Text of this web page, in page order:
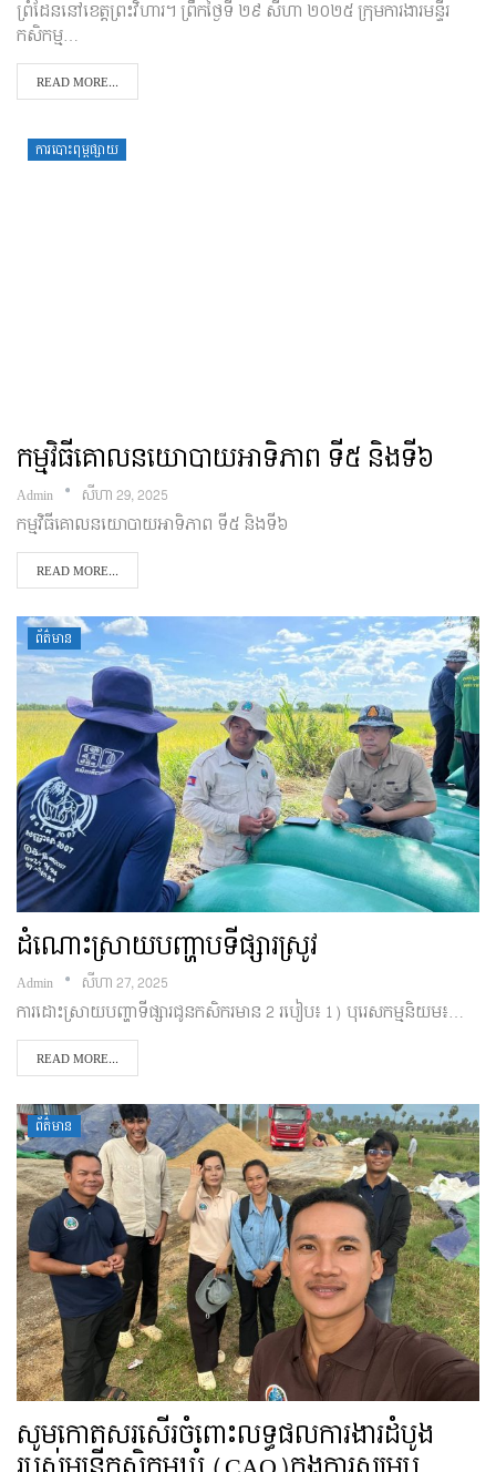
ព្រំដែននៅខេត្តព្រះវិហារ។ ព្រឹកថ្ងៃទី ២៩ សីហា ២០២៥ ក្រុមការងារមន្ទីរ
កសិកម្ម…
READ MORE...
ការបោះពុម្ពផ្សាយ
កម្មវិធីគោលនយោបាយអាទិភាព ទី៥ និងទី៦
Admin សីហា 29, 2025
កម្មវិធីគោលនយោបាយអាទិភាព ទី៥ និងទី៦
READ MORE...
ព័ត៌មាន
ដំណោះស្រាយបញ្ហាបទីផ្សារស្រូវ
Admin សីហា 27, 2025
ការដោះស្រាយបញ្ហាទីផ្សារជូនកសិករមាន 2 របៀប៖ 1) បុរេសកម្មនិយម៖…
READ MORE...
ព័ត៌មាន
សូមកោតសរសើរចំពោះលទ្ធផលការងារដំបូង